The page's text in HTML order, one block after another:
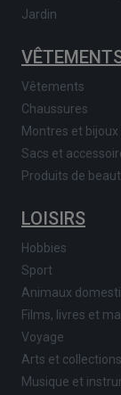
Jardin
Vêtements
Chaussures
Montres et bijoux
Sacs et
Produits de
LOISIRS
Hobbies
Sport
Animaux
Films, livres et
Voyage
Arts et collections
Musique et